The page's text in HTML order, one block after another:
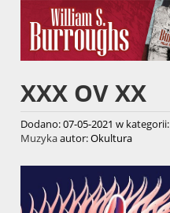
XXX OV XX
Dodano:07-05-2021 w kategorii:
Muzykaautor:Okultura